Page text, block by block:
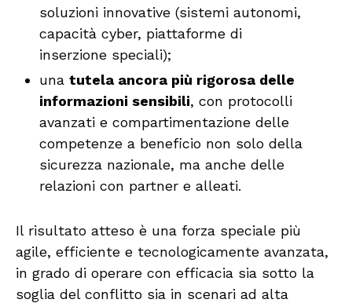
soluzioni innovative (sistemi autonomi,
capacità cyber, piattaforme di
inserzione speciali);
una tutela ancora più rigorosa delle
informazioni sensibili, con protocolli
avanzati e compartimentazione delle
competenze a beneficio non solo della
sicurezza nazionale, ma anche delle
relazioni con partner e alleati.
Il risultato atteso è una forza speciale più
agile, efficiente e tecnologicamente avanzata,
in grado di operare con efficacia sia sotto la
soglia del conflitto sia in scenari ad alta